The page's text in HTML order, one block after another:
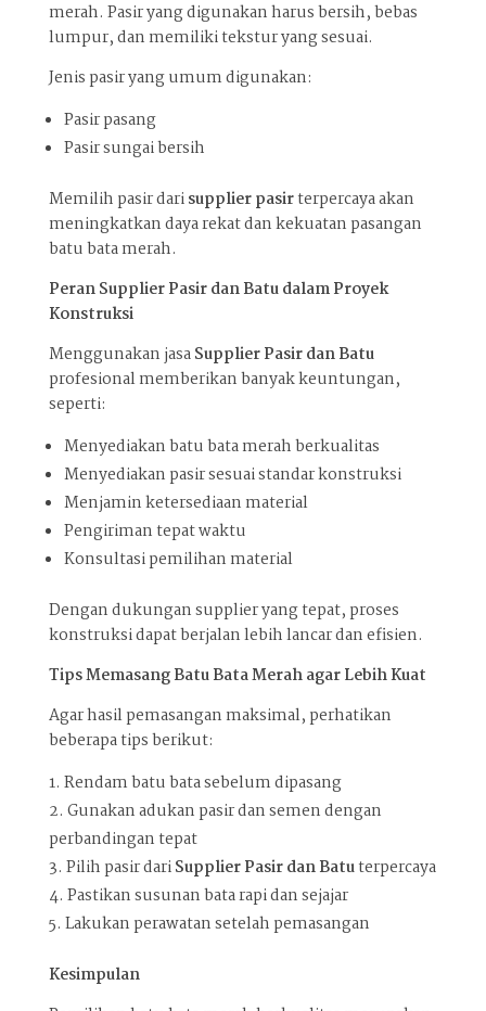
merah. Pasir yang digunakan harus bersih, bebas
lumpur, dan memiliki tekstur yang sesuai.
Jenis pasir yang umum digunakan:
Pasir pasang
Pasir sungai bersih
Memilih pasir darisupplier pasirterpercaya akan
meningkatkan daya rekat dan kekuatan pasangan
batu bata merah.
Peran Supplier Pasir dan Batu dalam Proyek
Konstruksi
Menggunakan jasaSupplier Pasir dan Batu
profesional memberikan banyak keuntungan,
seperti:
Menyediakan batu bata merah berkualitas
Menyediakan pasir sesuai standar konstruksi
Menjamin ketersediaan material
Pengiriman tepat waktu
Konsultasi pemilihan material
Dengan dukungan supplier yang tepat, proses
konstruksi dapat berjalan lebih lancar dan efisien.
Tips Memasang Batu Bata Merah agar Lebih Kuat
Agar hasil pemasangan maksimal, perhatikan
beberapa tips berikut:
Rendam batu bata sebelum dipasang
Gunakan adukan pasir dan semen dengan
perbandingan tepat
Pilih pasir dariSupplier Pasir dan Batuterpercaya
Pastikan susunan bata rapi dan sejajar
Lakukan perawatan setelah pemasangan
Kesimpulan